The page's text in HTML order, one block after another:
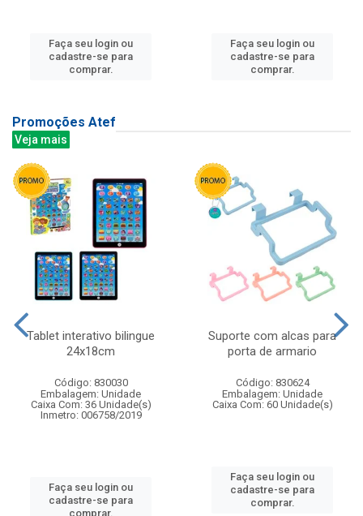
Faça seu login ou
cadastre-se para
comprar.
Faça seu login ou
cadastre-se para
comprar.
Promoções Atef
Veja mais
Tablet interativo bilingue
24x18cm
Código: 830030
Embalagem: Unidade
Caixa Com: 36 Unidade(s)
Inmetro: 006758/2019
Faça seu login ou
cadastre-se para
comprar.
Suporte com alcas para
porta de armario
Código: 830624
Embalagem: Unidade
Caixa Com: 60 Unidade(s)
Faça seu login ou
cadastre-se para
comprar.